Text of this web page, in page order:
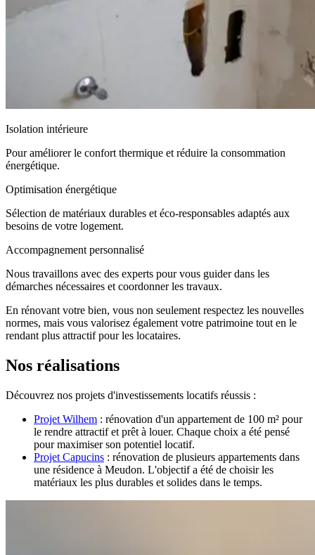
Isolation intérieure
Pour améliorer le confort thermique et réduire la consommation
énergétique.
Optimisation énergétique
Sélection de matériaux durables et éco-responsables adaptés aux
besoins de votre logement.
Accompagnement personnalisé
Nous travaillons avec des experts pour vous guider dans les
démarches nécessaires et coordonner les travaux.
En rénovant votre bien, vous non seulement respectez les nouvelles
normes, mais vous valorisez également votre patrimoine tout en le
rendant plus attractif pour les locataires.
Nos réalisations
Découvrez nos projets d'investissements locatifs réussis :
Projet Wilhem : rénovation d'un appartement de 100 m² pour
le rendre attractif et prêt à louer. Chaque choix a été pensé
pour maximiser son potentiel locatif.
Projet Capucins : rénovation de plusieurs appartements dans
une résidence à Meudon. L'objectif a été de choisir les
matériaux les plus durables et solides dans le temps.